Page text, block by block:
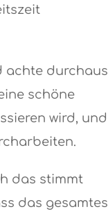
achte durchaus
schöne
wird, und
das stimmt
das gesamtes